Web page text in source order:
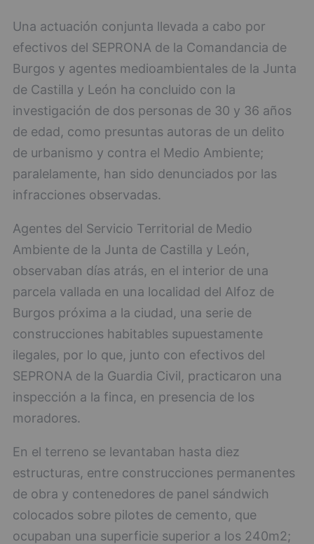
Una actuación conjunta llevada a cabo por
efectivos del SEPRONA de la Comandancia de
Burgos y agentes medioambientales de la Junta
de Castilla y León ha concluido con la
investigación de dos personas de 30 y 36 años
de edad, como presuntas autoras de un delito
de urbanismo y contra el Medio Ambiente;
paralelamente, han sido denunciados por las
infracciones observadas.
Agentes del Servicio Territorial de Medio
Ambiente de la Junta de Castilla y León,
observaban días atrás, en el interior de una
parcela vallada en una localidad del Alfoz de
Burgos próxima a la ciudad, una serie de
construcciones habitables supuestamente
ilegales, por lo que, junto con efectivos del
SEPRONA de la Guardia Civil, practicaron una
inspección a la finca, en presencia de los
moradores.
En el terreno se levantaban hasta diez
estructuras, entre construcciones permanentes
de obra y contenedores de panel sándwich
colocados sobre pilotes de cemento, que
ocupaban una superficie superior a los 240m2;